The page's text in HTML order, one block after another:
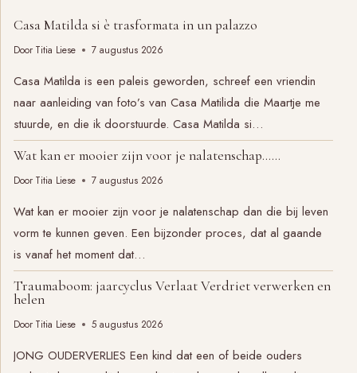
Casa Matilda si è trasformata in un palazzo
Door Titia Liese 7 augustus 2026
Casa Matilda is een paleis geworden, schreef een vriendin
naar aanleiding van foto’s van Casa Matilida die Maartje me
stuurde, en die ik doorstuurde. Casa Matilda si…
Wat kan er mooier zijn voor je nalatenschap……
Door Titia Liese 7 augustus 2026
Wat kan er mooier zijn voor je nalatenschap dan die bij leven
vorm te kunnen geven. Een bijzonder proces, dat al gaande
is vanaf het moment dat…
Traumaboom: jaarcyclus Verlaat Verdriet verwerken en
helen
Door Titia Liese 5 augustus 2026
JONG OUDERVERLIES Een kind dat een of beide ouders